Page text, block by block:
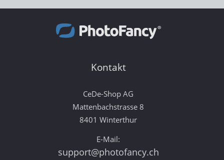
Kontakt
CeDe-Shop AG
Mattenbachstrasse 8
8401 Winterthur
E-Mail:
support@photofancy.ch